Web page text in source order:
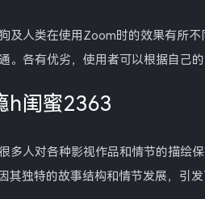
及人类在使用Zoom时的效果有所
。各有优劣，使用者可以根据自己
h闺蜜2363
多人对各种影视作品和情节的描绘
其独特的故事结构和情节发展，引发